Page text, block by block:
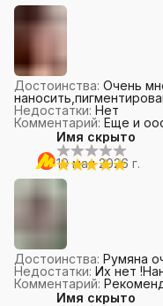
Достоинства: Очень
Недостатки: Нет
Комментарий: Еще и
Имя скрыто
19 мая 2026 г.
Достоинства: Румяна
Недостатки: Их нет
Комментарий:
Имя скрыто